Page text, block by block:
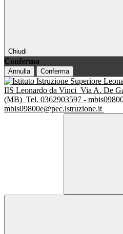
Chiudi
Conferma
Annulla Conferma
IIS Leonardo da Vinci Via A. De
(MB) Tel. 0362903597 -
mbis09800e@pec.istruzione.it